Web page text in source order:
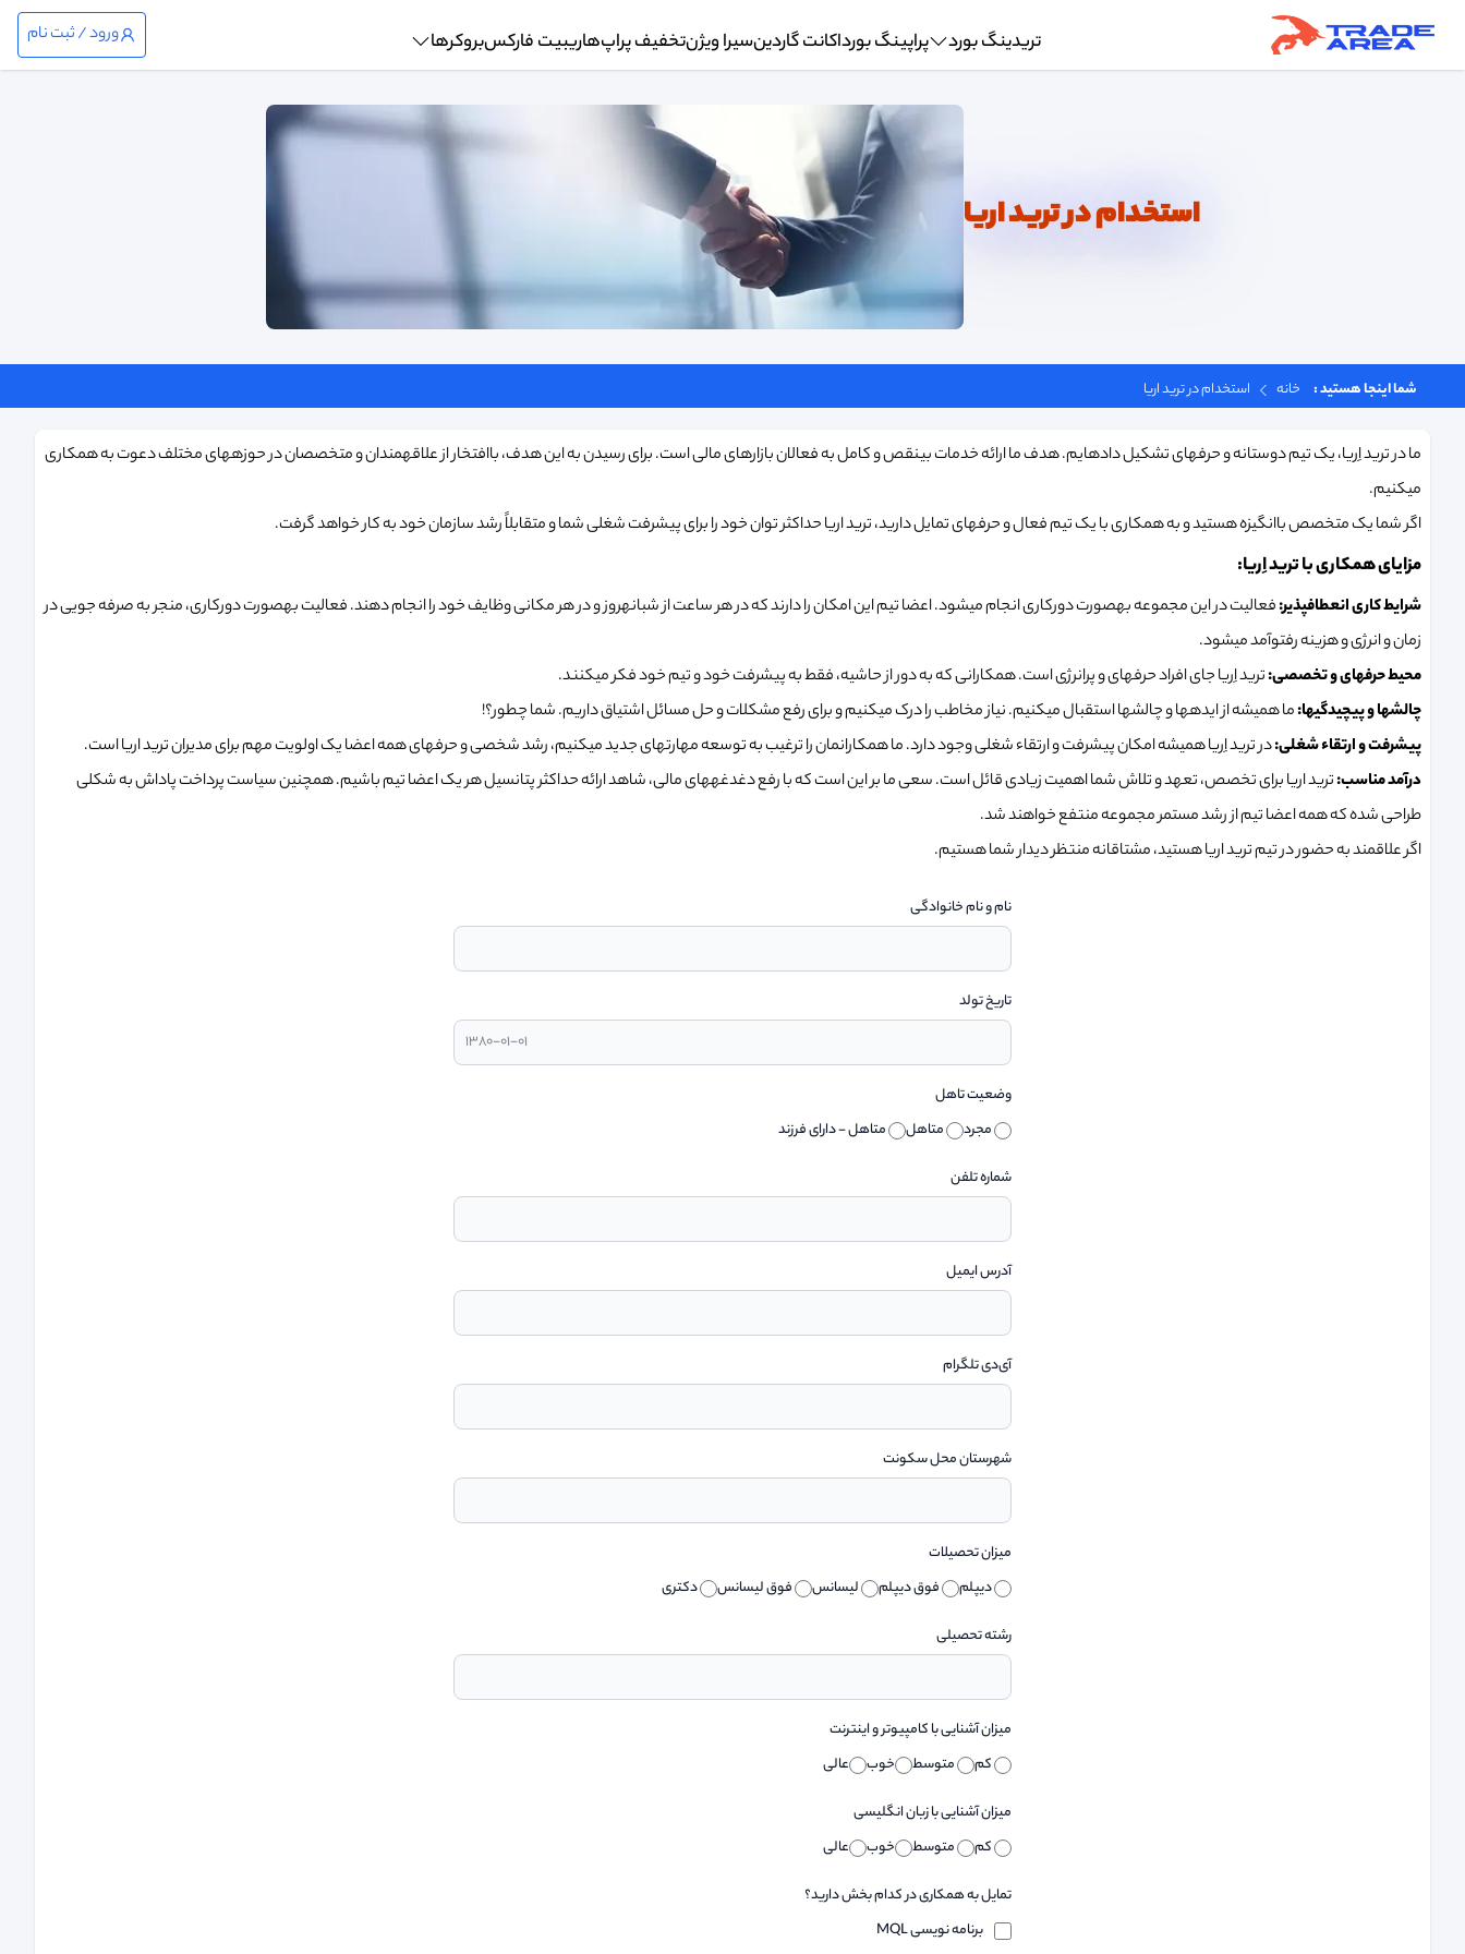
ورود / ثبت نام تریدینگ بورد پراپینگ بورداکانت گاردینسیرا ویژنتخفیف پراپ‌هاریبیت فارکسبروکرها
استخدام در ترید اریا
شما اینجا هستید : خانه استخدام در ترید اریا
ما در ترید اِریا، یک تیم دوستانه و حرفهای تشکیل دادهایم. هدف ما ارائه خدمات بینقص و کامل به فعالان بازارهای مالی است. برای رسیدن به این هدف، باافتخار از علاقهمندان و متخصصان در حوزههای مختلف دعوت به همکاری
میکنیم.
اگر شما یک متخصص باانگیزه هستید و به همکاری با یک تیم فعال و حرفهای تمایل دارید، ترید اریا حداکثر توان خود را برای پیشرفت شغلی شما و متقابلاً رشد سازمان خود به کار خواهد گرفت.
مزایای همکاری با ترید اِریا:
شرایط کاری انعطافپذیر:فعالیت در این مجموعه بهصورت دورکاری انجام میشود. اعضا تیم این امکان را دارند که در هر ساعت از شبانهروز و در هر مکانی وظایف خود را انجام دهند. فعالیت بهصورت دورکاری، منجر به صرفه جویی در
زمان و انرژی و هزینه رفتوآمد میشود.
محیط حرفهای و تخصصی:ترید اِریا جای افراد حرفهای و پرانرژی است. همکارانی که به دور از حاشیه، فقط به پیشرفت خود و تیم خود فکر میکنند.
چالشها و پیچیدگیها:ما همیشه از ایدهها و چالشها استقبال میکنیم. نیاز مخاطب را درک میکنیم و برای رفع مشکلات و حل مسائل اشتیاق داریم. شما چطور؟!
پیشرفت و ارتقاء شغلی:در ترید اِریا همیشه امکان پیشرفت و ارتقاء شغلی وجود دارد. ما همکارانمان را ترغیب به توسعه مهارتهای جدید میکنیم، رشد شخصی و حرفهای همه اعضا یک اولویت مهم برای مدیران ترید اریا است.
درآمد مناسب:ترید اریا برای تخصص، تعهد و تلاش شما اهمیت زیادی قائل است. سعی ما بر این است که با رفع دغدغههای مالی، شاهد ارائه حداکثر پتانسیل هر یک اعضا تیم باشیم. همچنین سیاست پرداخت پاداش به شکلی
طراحی شده که همه اعضا تیم از رشد مستمر مجموعه منتفع خواهند شد.
اگر علاقمند به حضور در تیم ترید اریا هستید، مشتاقانه منتظر دیدار شما هستیم.
نام و نام خانوادگی
تاریخ تولد
وضعیت تاهل
مجرد
متاهل متاهل - دارای فرزند
شماره تلفن
آدرس ایمیل
آی‌دی تلگرام
شهرستان محل سکونت
میزان تحصیلات
دیپلم
فوق دیپلم لیسانس فوق لیسانس دکتری
رشته تحصیلی
میزان آشنایی با کامپیوتر و اینترنت
کم
متوسط خوب عالی
میزان آشنایی با زبان انگلیسی
کم
متوسط خوب عالی
تمایل به همکاری در کدام بخش دارید؟
برنامه نویسی MQL